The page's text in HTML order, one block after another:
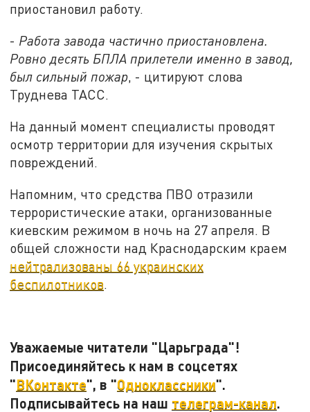
приостановил работу.
- Работа завода частично приостановлена.
Ровно десять БПЛА прилетели именно в завод,
был сильный пожар, - цитируют слова
Труднева ТАСС.
На данный момент специалисты проводят
осмотр территории для изучения скрытых
повреждений.
Напомним, что средства ПВО отразили
террористические атаки, организованные
киевским режимом в ночь на 27 апреля. В
общей сложности над Краснодарским краем
нейтрализованы 66 украинских
беспилотников
Уважаемые читатели "Царьграда"!
Присоединяйтесь к нам в соцсетях
"ВКонтакте", в "Одноклассники".
Подписывайтесь на наш телеграм-канал.